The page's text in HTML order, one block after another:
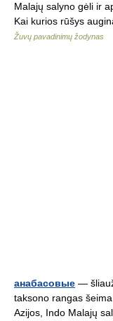
Malajų salyno gėli ir
Kai kurios rūšys
Žuvų pavadinimų žodynas
анабасовые —
taksono rangas
Azijos, Indo Malajų